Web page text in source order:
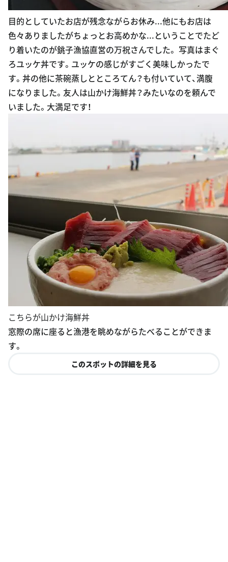
目的としていたお店が残念ながらお休み...他にもお店は
色々ありましたがちょっとお高めかな...ということでたど
り着いたのが銚子漁協直営の万祝さんでした。 写真はまぐ
ろユッケ丼です。ユッケの感じがすごく美味しかったで
す。丼の他に茶碗蒸しとところてん？も付いていて、満腹
になりました。友人は山かけ海鮮丼？みたいなのを頼んで
いました。大満足です！
こちらが山かけ海鮮丼
窓際の席に座ると漁港を眺めながらたべることができま
す。